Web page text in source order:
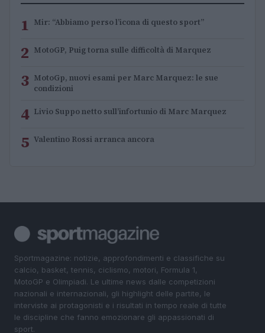
1 Mir: “Abbiamo perso l’icona di questo sport”
2 MotoGP, Puig torna sulle difficoltà di Marquez
3 MotoGp, nuovi esami per Marc Marquez: le sue
condizioni
4 Livio Suppo netto sull’infortunio di Marc Marquez
5 Valentino Rossi arranca ancora
Sportmagazine: notizie, approfondimenti e classifiche su
calcio, basket, tennis, ciclismo, motori, Formula 1,
MotoGP e Olimpiadi. Le ultime news dalle competizioni
nazionali e internazionali, gli highlight delle partite, le
interviste ai protagonisti e i risultati in tempo reale di tutte
le discipline che fanno emozionare gli appassionati di
sport.